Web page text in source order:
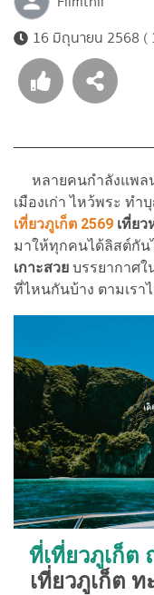
16 มิถุนายน 2568 (
หลายคนกำลังแพล
เมืองเก่า ไหว้พระ ทำ
เที่ยวภูเก็ต 2569 เที่ย
มาให้ทุกคนได้ลิสต์กัน
เกาะสวย บรรยากาศใ
ที่ไหนกันบ้าง ตามเรา
ที่เที่ยวภูเก็ต
เที่ยวภูเก็ต ท